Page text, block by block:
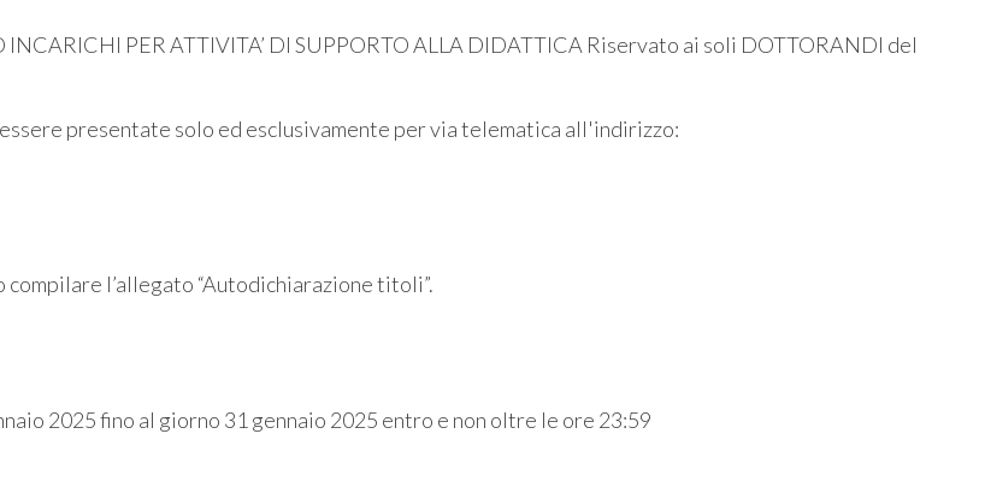
PER ATTIVITA’ DI SUPPORTO ALLA DIDATTICA Riservato ai soli DOTTORANDI del
presentate solo ed esclusivamente per via telematica all'indirizzo:
l’allegato “Autodichiarazione titoli”.
2025 fino al giorno 31 gennaio 2025 entro e non oltre le ore 23:59